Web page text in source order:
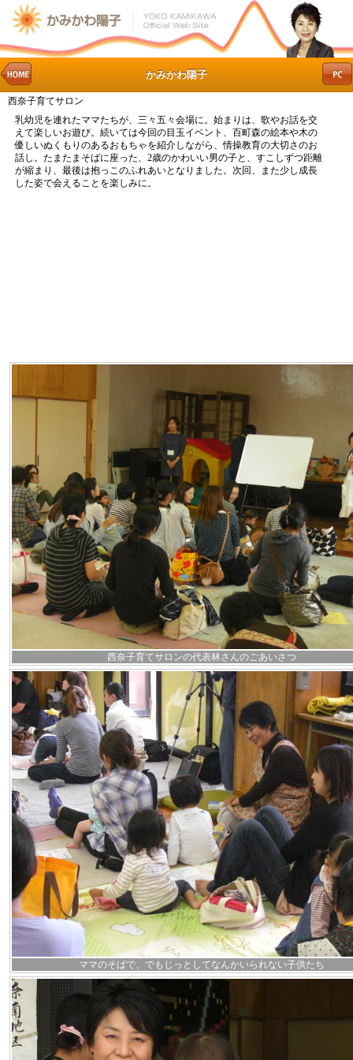
かみかわ陽子
西奈子育てサロン
乳幼児を連れたママたちが、三々五々会場に。始まりは、歌やお話を交
えて楽しいお遊び。続いては今回の目玉イベント、百町森の絵本や木の
優しいぬくもりのあるおもちゃを紹介しながら、情操教育の大切さのお
話し。たまたまそばに座った、2歳のかわいい男の子と、すこしずつ距離
が縮まり、最後は抱っこのふれあいとなりました。次回、また少し成長
した姿で会えることを楽しみに。
西奈子育てサロンの代表林さんのごあいさつ
ママのそばで、でもじっとしてなんかいられない子供たち